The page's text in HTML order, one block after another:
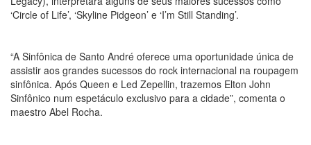
‘Circle of Life’, ‘Skyline Pidgeon’ e ‘I’m Still Standing’.
“A Sinfônica de Santo André oferece uma oportunidade única de
assistir aos grandes sucessos do rock internacional na roupagem
sinfônica. Após Queen e Led Zepellin, trazemos Elton John
Sinfônico num espetáculo exclusivo para a cidade”, comenta o
maestro Abel Rocha.